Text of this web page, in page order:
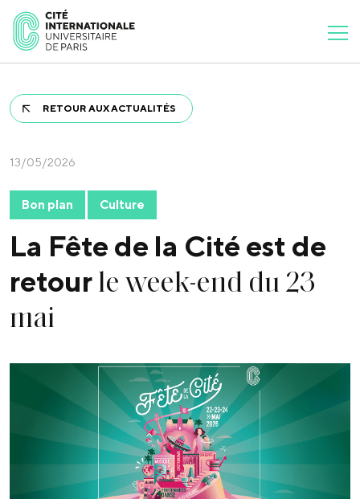
RETOUR AUX ACTUALITÉS
13/05/2026
Bon plan Culture
La Fête de la Cité est de
retourle week-end du 23
mai